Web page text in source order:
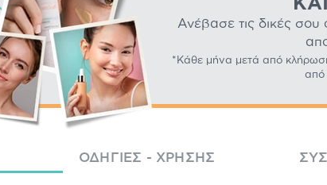
Ανέβασε τις δικές σου
*Κάθε μήνα μετά από κλήρωση
από
ΟΔΗΓΊΕΣ - ΧΡΉΣΗΣ